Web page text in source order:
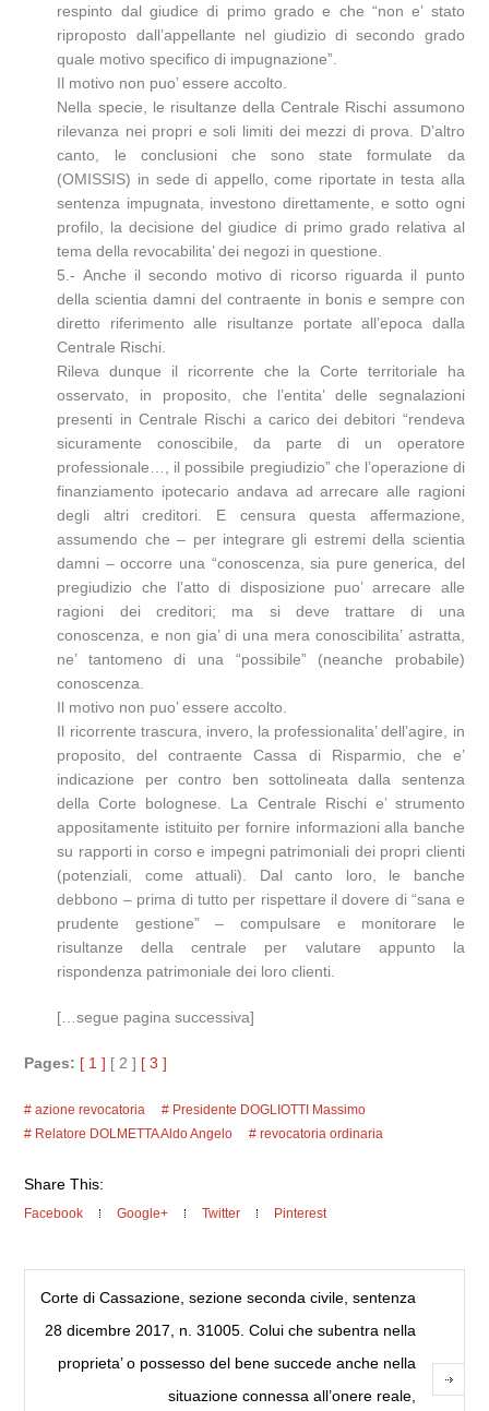
respinto dal giudice di primo grado e che “non e’ stato
riproposto dall’appellante nel giudizio di secondo grado
quale motivo specifico di impugnazione”.
Il motivo non puo’ essere accolto.
Nella specie, le risultanze della Centrale Rischi assumono
rilevanza nei propri e soli limiti dei mezzi di prova. D’altro
canto, le conclusioni che sono state formulate da
(OMISSIS) in sede di appello, come riportate in testa alla
sentenza impugnata, investono direttamente, e sotto ogni
profilo, la decisione del giudice di primo grado relativa al
tema della revocabilita’ dei negozi in questione.
5.- Anche il secondo motivo di ricorso riguarda il punto
della scientia damni del contraente in bonis e sempre con
diretto riferimento alle risultanze portate all’epoca dalla
Centrale Rischi.
Rileva dunque il ricorrente che la Corte territoriale ha
osservato, in proposito, che l’entita’ delle segnalazioni
presenti in Centrale Rischi a carico dei debitori “rendeva
sicuramente conoscibile, da parte di un operatore
professionale…, il possibile pregiudizio” che l’operazione di
finanziamento ipotecario andava ad arrecare alle ragioni
degli altri creditori. E censura questa affermazione,
assumendo che – per integrare gli estremi della scientia
damni – occorre una “conoscenza, sia pure generica, del
pregiudizio che l’atto di disposizione puo’ arrecare alle
ragioni dei creditori; ma si deve trattare di una
conoscenza, e non gia’ di una mera conoscibilita’ astratta,
ne’ tantomeno di una “possibile” (neanche probabile)
conoscenza.
Il motivo non puo’ essere accolto.
Il ricorrente trascura, invero, la professionalita’ dell’agire, in
proposito, del contraente Cassa di Risparmio, che e’
indicazione per contro ben sottolineata dalla sentenza
della Corte bolognese. La Centrale Rischi e’ strumento
appositamente istituito per fornire informazioni alla banche
su rapporti in corso e impegni patrimoniali dei propri clienti
(potenziali, come attuali). Dal canto loro, le banche
debbono – prima di tutto per rispettare il dovere di “sana e
prudente gestione” – compulsare e monitorare le
risultanze della centrale per valutare appunto la
rispondenza patrimoniale dei loro clienti.
[…segue pagina successiva]
Pages: [ 1 ] [ 2 ] [ 3 ]
azione revocatoria
Presidente DOGLIOTTI Massimo
Relatore DOLMETTA Aldo Angelo
revocatoria ordinaria
Share This:
Facebook Google+ Twitter Pinterest
Corte di Cassazione, sezione seconda civile, sentenza
28 dicembre 2017, n. 31005. Colui che subentra nella
proprieta’ o possesso del bene succede anche nella
situazione connessa all’onere reale,